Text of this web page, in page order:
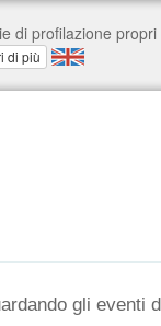
gli eventi